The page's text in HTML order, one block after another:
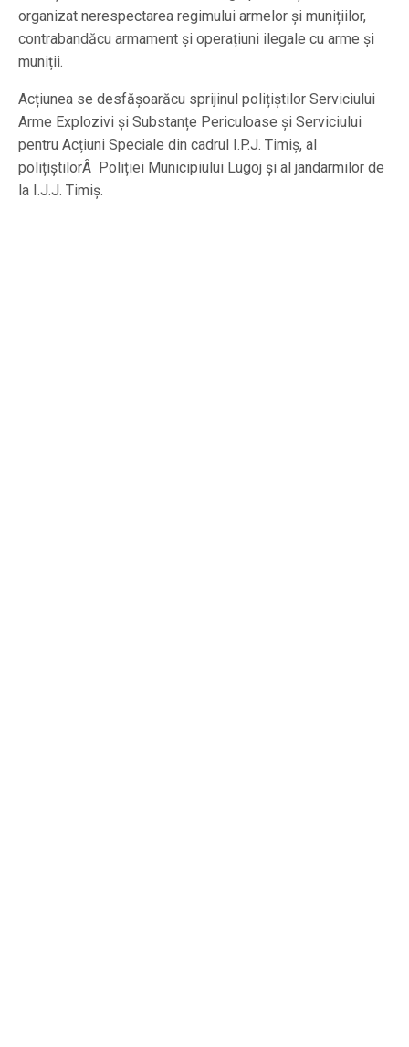
organizat nerespectarea regimului armelor și munițiilor,
contrabandăcu armament și operațiuni ilegale cu arme și
muniții.
Acțiunea se desfășoarăcu sprijinul polițiștilor Serviciului
Arme Explozivi și Substanțe Periculoase și Serviciului
pentru Acțiuni Speciale din cadrul I.P.J. Timiș, al
polițiștilorÂ Poliției Municipiului Lugoj și al jandarmilor de
la I.J.J. Timiș.